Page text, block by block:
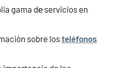
gama dе servicios en
sobre losteléfonos